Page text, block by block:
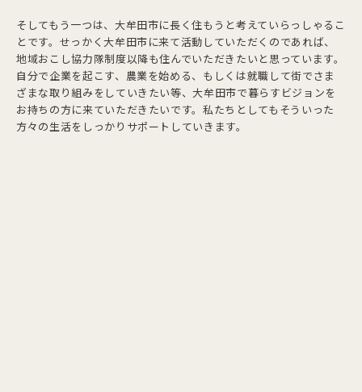
そしてもう一つは、大牟田市に長く住もうと考えていらっしゃるこ
とです。せっかく大牟田市に来て活動していただくのであれば、
地域おこし協力隊制度以降も住んでいただきたいと思っています。
自分で企業を起こす、農業を始める、もしくは就職して街でさま
ざまな取り組みをしていきたい等、大牟田市で暮らすビジョンを
お持ちの方に来ていただきたいです。私たちとしてもそういった
方々の生活をしっかりサポートしていきます。